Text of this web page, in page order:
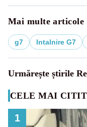
Mai multe articole
g7 Intalnire G7
Urmărește știrile
CELE MAI
1